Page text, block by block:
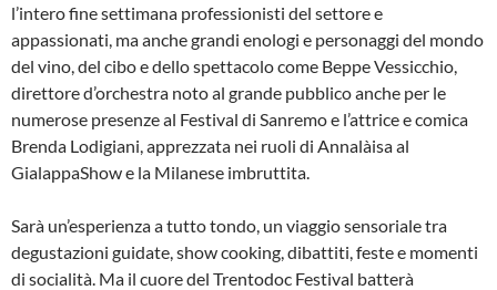
l’intero fine settimana professionisti del settore e
appassionati, ma anche grandi enologi e personaggi del mondo
del vino, del cibo e dello spettacolo come Beppe Vessicchio,
direttore d’orchestra noto al grande pubblico anche per le
numerose presenze al Festival di Sanremo e l’attrice e comica
Brenda Lodigiani, apprezzata nei ruoli di Annalàisa al
GialappaShow e la Milanese imbruttita.
Sarà un’esperienza a tutto tondo, un viaggio sensoriale tra
degustazioni guidate, show cooking, dibattiti, feste e momenti
di socialità. Ma il cuore del Trentodoc Festival batterà